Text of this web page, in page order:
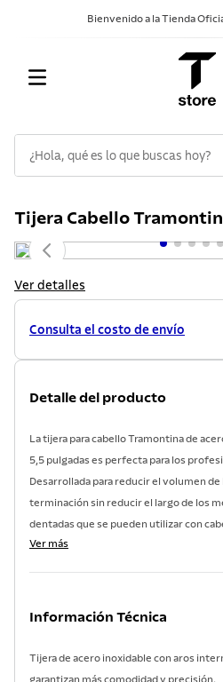
Bienvenido a la Tienda
Tijera Cabello
Ver detalles
Consulta el costo de envío
Detalle del producto
La tijera para cabello Tramontina de
5,5 pulgadas es perfecta para los
Desarrollada para reducir el volumen de
terminación sin reducir el largo de los
dentadas que se pueden utilizar con
Ver más
Información Técnica
Tijera de acero inoxidable con aros
garantizan más comodidad y precisión.
1.
sarten
ollas
3.
cuchillos
lavadero
8.
acero inoxidable
10. grano